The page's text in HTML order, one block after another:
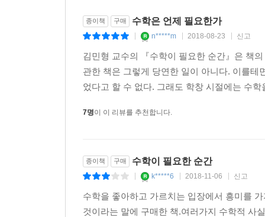
종이책 구매 수학은 언제 필요한가
n*****m 2018-08-23 신고
김민형 교수의 『수학이 필요한 순간』은 책
관한 책은 그렇게 당연한 일이 아니다. 이를
었다고 할 수 없다. 그래도 학창 시절에는 수
7명이 이 리뷰를 추천합니다.
종이책 구매 수학이 필요한 순간
k*****6 2018-11-06 신고
수학을 좋아하고 가르치는 입장에서 흥미를
것이라는 말에 구매한 책.여러가지 수학적 사